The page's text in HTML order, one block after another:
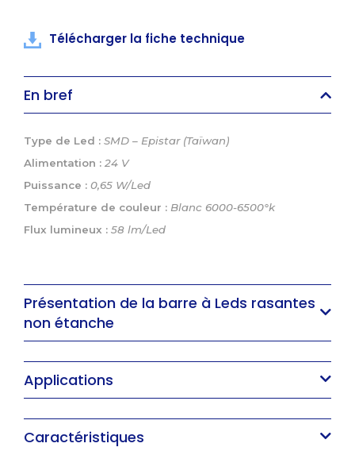
Télécharger la fiche technique
En bref
Type de Led : SMD – Epistar (Taïwan)
Alimentation : 24 V
Puissance : 0,65 W/Led
Température de couleur : Blanc 6000-6500°k
Flux lumineux : 58 lm/Led
Présentation de la barre à Leds rasantes
non étanche
Applications
Caractéristiques